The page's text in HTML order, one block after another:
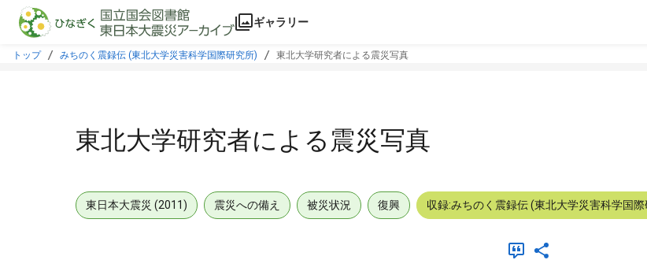
本文に飛ぶ
ギャラリー
トップ みちのく震録伝 (東北大学災害科学国際研究所) 東北大学研究者による震災写真
東北大学研究者による震災写真
東日本大震災 (2011) 震災への備え 被災状況 復興 収録:みちのく震録伝 (東北大学災害科学国